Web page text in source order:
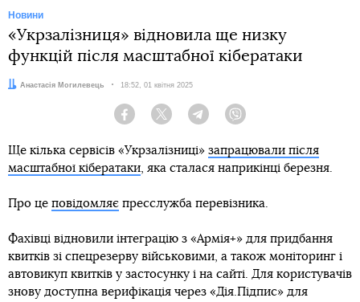
Новини
«Укрзалізниця» відновила ще низку
функцій після масштабної кібератаки
Автор:
Анастасія Могилевець Дата:
18:52, 01 квітня 2025
Facebook Twitter Telegram
Ще кілька сервісів «Укрзалізниці» запрацювали після
масштабної кібератаки , яка сталася наприкінці березня.
Про це повідомляє пресслужба перевізника.
Фахівці відновили інтеграцію з «Армія+» для придбання
квитків зі спецрезерву військовими, а також моніторинг і
автовикуп квитків у застосунку і на сайті. Для користувачів
знову доступна верифікація через «Дія.Підпис» для